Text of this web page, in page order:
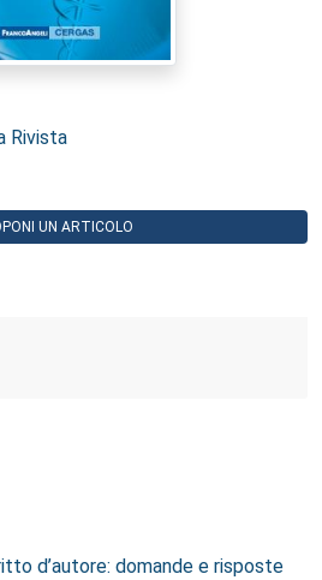
Rivista
UN ARTICOLO
d’autore: domande e risposte